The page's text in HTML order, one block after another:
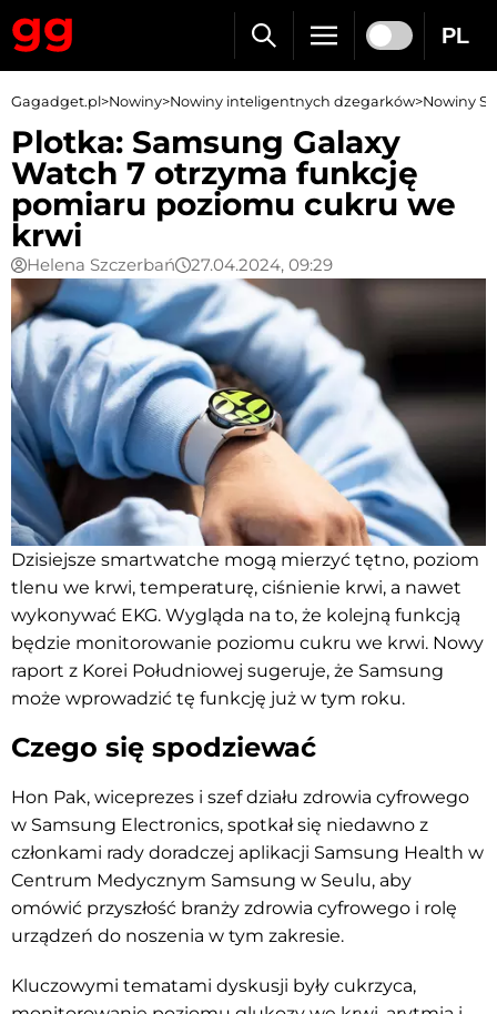
PL
Gagadget.pl>Nowiny>Nowiny inteligentnych dzegarków>Nowiny
Plotka: Samsung Galaxy
Watch 7 otrzyma funkcję
pomiaru poziomu cukru we
krwi
Helena Szczerbań 27.04.2024, 09:29
Dzisiejsze smartwatche mogą mierzyć tętno, poziom
tlenu we krwi, temperaturę, ciśnienie krwi, a nawet
wykonywać EKG. Wygląda na to, że kolejną funkcją
będzie monitorowanie poziomu cukru we krwi. Nowy
raport z Korei Południowej sugeruje, że Samsung
może wprowadzić tę funkcję już w tym roku.
Czego się spodziewać
Hon Pak, wiceprezes i szef działu zdrowia cyfrowego
w Samsung Electronics, spotkał się niedawno z
członkami rady doradczej aplikacji Samsung Health w
Centrum Medycznym Samsung w Seulu, aby
omówić przyszłość branży zdrowia cyfrowego i rolę
urządzeń do noszenia w tym zakresie.
Kluczowymi tematami dyskusji były cukrzyca,